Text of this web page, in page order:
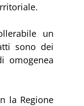
un
sono dei
omogenea
la Regione